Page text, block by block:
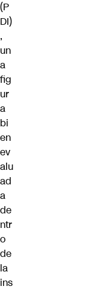
(P
DI)
,
un
a
fig
ur
a
bi
en
ev
alu
ad
a
de
ntr
o
de
la
ins